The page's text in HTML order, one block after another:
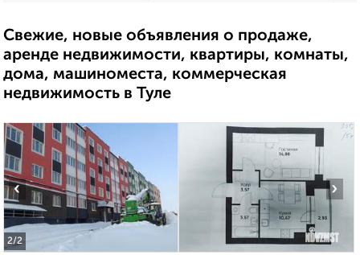
Свежие, новые объявления о продаже,
аренде недвижимости, квартиры, комнаты,
дома, машиноместа, коммерческая
недвижимость в Туле
2/2
‹ ›